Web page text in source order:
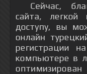
Сейчас,
сайта, легкой
доступу, вы
онлайн
регистрации
компьютере в